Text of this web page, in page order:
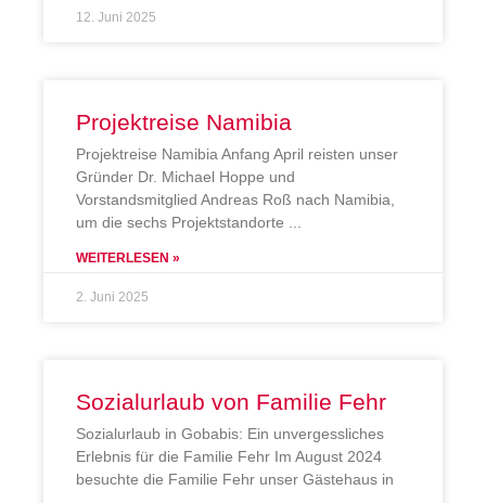
12. Juni 2025
Projektreise Namibia
Projektreise Namibia Anfang April reisten unser
Gründer Dr. Michael Hoppe und
Vorstandsmitglied Andreas Roß nach Namibia,
um die sechs Projektstandorte
WEITERLESEN »
2. Juni 2025
Sozialurlaub von Familie Fehr
Sozialurlaub in Gobabis: Ein unvergessliches
Erlebnis für die Familie Fehr Im August 2024
besuchte die Familie Fehr unser Gästehaus in